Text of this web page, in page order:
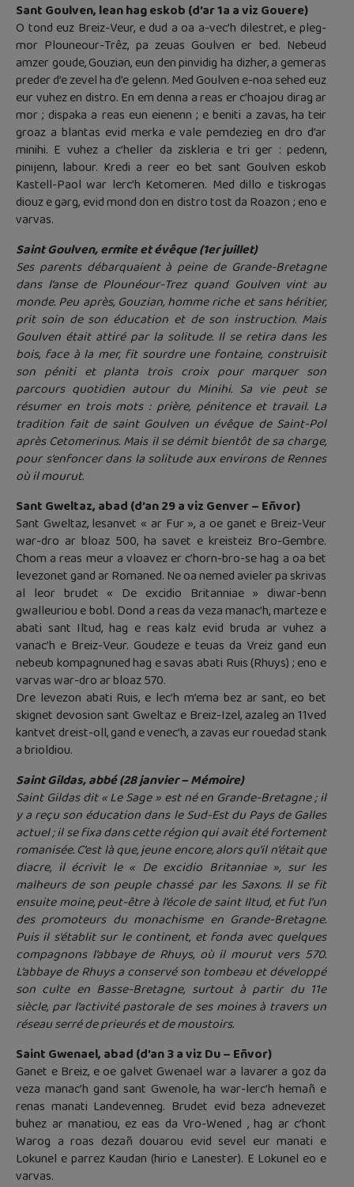
Sant Goulven, lean hag eskob (d’ar 1a a viz Gouere)
O tond euz Breiz-Veur, e dud a oa a-vec’h dilestret, e pleg-
mor Plouneour-Trêz, pa zeuas Goulven er bed. Nebeud
amzer goude, Gouzian, eun den pinvidig ha dizher, a gemeras
preder d’e zevel ha d’e gelenn. Med Goulven e-noa sehed euz
eur vuhez en distro. En em denna a reas er c’hoajou dirag ar
mor ; dispaka a reas eun eienenn ; e beniti a zavas, ha teir
groaz a blantas evid merka e vale pemdezieg en dro d’ar
minihi. E vuhez a c’heller da ziskleria e tri ger : pedenn,
pinijenn, labour. Kredi a reer eo bet sant Goulven eskob
Kastell-Paol war lerc’h Ketomeren. Med dillo e tiskrogas
diouz e garg, evid mond don en distro tost da Roazon ; eno e
varvas.
Saint Goulven, ermite et évêque (1er juillet)
Ses parents débarquaient à peine de Grande-Bretagne
dans l’anse de Plounéour-Trez quand Goulven vint au
monde. Peu après, Gouzian, homme riche et sans héritier,
prit soin de son éducation et de son instruction. Mais
Goulven était attiré par la solitude. Il se retira dans les
bois, face à la mer, fit sourdre une fontaine, construisit
son péniti et planta trois croix pour marquer son
parcours quotidien autour du Minihi. Sa vie peut se
résumer en trois mots : prière, pénitence et travail. La
tradition fait de saint Goulven un évêque de Saint-Pol
après Cetomerinus. Mais il se démit bientôt de sa charge,
pour s’enfoncer dans la solitude aux environs de Rennes
où il mourut.
Sant Gweltaz, abad (d’an 29 a viz Genver – Eñvor)
Sant Gweltaz, lesanvet « ar Fur », a oe ganet e Breiz-Veur
war-dro ar bloaz 500, ha savet e kreisteiz Bro-Gembre.
Chom a reas meur a vloavez er c’horn-bro-se hag a oa bet
levezonet gand ar Romaned. Ne oa nemed avieler pa skrivas
al leor brudet « De excidio Britanniae » diwar-benn
gwalleuriou e bobl. Dond a reas da veza manac’h, marteze e
abati sant Iltud, hag e reas kalz evid bruda ar vuhez a
vanac’h e Breiz-Veur. Goudeze e teuas da Vreiz gand eun
nebeub kompagnuned hag e savas abati Ruis (Rhuys) ; eno e
varvas war-dro ar bloaz 570.
Dre levezon abati Ruis, e lec’h m’ema bez ar sant, eo bet
skignet devosion sant Gweltaz e Breiz-Izel, azaleg an 11ved
kantvet dreist-oll, gand e venec’h, a zavas eur rouedad stank
a brioldiou.
Saint Gildas, abbé (28 janvier – Mémoire)
Saint Gildas dit « Le Sage » est né en Grande-Bretagne ; il
y a reçu son éducation dans le Sud-Est du Pays de Galles
actuel ; il se fixa dans cette région qui avait été fortement
romanisée. C’est là que, jeune encore, alors qu’il n’était que
diacre, il écrivit le « De excidio Britanniae », sur les
malheurs de son peuple chassé par les Saxons. Il se fit
ensuite moine, peut-être à l’école de saint Iltud, et fut l’un
des promoteurs du monachisme en Grande-Bretagne.
Puis il s’établit sur le continent, et fonda avec quelques
compagnons l’abbaye de Rhuys, où il mourut vers 570.
L’abbaye de Rhuys a conservé son tombeau et développé
son culte en Basse-Bretagne, surtout à partir du 11e
siècle, par l’activité pastorale de ses moines à travers un
réseau serré de prieurés et de moustoirs.
Saint Gwenael, abad (d’an 3 a viz Du – Eñvor)
Ganet e Breiz, e oe galvet Gwenael war a lavarer a goz da
veza manac’h gand sant Gwenole, ha war-lerc’h hemañ e
renas manati Landevenneg. Brudet evid beza adnevezet
buhez ar manatiou, ez eas da Vro-Wened , hag ar c’hont
Warog a roas dezañ douarou evid sevel eur manati e
Lokunel e parrez Kaudan (hirio e Lanester). E Lokunel eo e
varvas.